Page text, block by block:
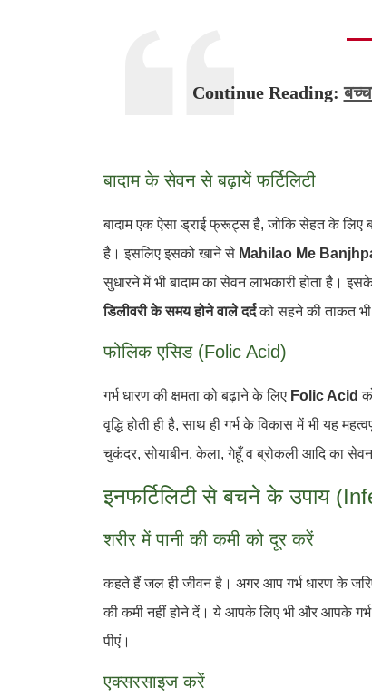
Continue Reading:
बादाम के सेवन से बढ़ायें फर्टिलिटी
बादाम एक ऐसा ड्राई फ्रूट्स है, जोकि सेहत के लिए
है। इसलिए इसको खाने से Mahilao Me
सुधारने में भी बादाम का सेवन लाभकारी होता है।
डिलीवरी के समय होने वाले दर्दको सहने की ताकत भी
फोलिक एसिड (Folic Acid)
गर्भ धारण की क्षमता को बढ़ाने के लिए Folic Acid
वृद्धि होती ही है, साथ ही गर्भ के विकास में भी यह
चुकंदर, सोयाबीन, केला, गेहूँ व ब्रोकली आदि का
इनफर्टिलिटी से बचने के उपाय
शरीर में पानी की कमी को दूर करें
कहते हैं जल ही जीवन है। अगर आप गर्भ धारण के
की कमी नहीं होने दें। ये आपके लिए भी और आपके
पीएं।
एक्सरसाइज करें